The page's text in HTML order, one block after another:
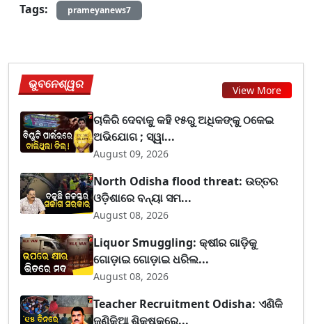
Tags: prameyanews7
ଭୁବନେଶ୍ୱର View More
ଚାକିରି ଦେବାକୁ କହି ୧୫ରୁ ଅଧିକଙ୍କୁ ଠକେଇ
ଅଭିଯୋଗ ; ସ୍ୱା...
August 09, 2026
North Odisha flood threat: ଉତ୍ତର
ଓଡ଼ିଶାରେ ବନ୍ୟା ସମ...
August 08, 2026
Liquor Smuggling: କ୍ଷୀର ଗାଡ଼ିକୁ
ଗୋଡ଼ାଇ ଗୋଡ଼ାଇ ଧରିଲ...
August 08, 2026
Teacher Recruitment Odisha: ଏଣିକି
ଜଣିକିଆ ଶିକ୍ଷକରେ...